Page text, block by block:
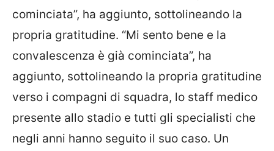
cominciata”, ha aggiunto, sottolineando la
propria gratitudine. “Mi sento bene e la
convalescenza è già cominciata”, ha
aggiunto, sottolineando la propria gratitudine
verso i compagni di squadra, lo staff medico
presente allo stadio e tutti gli specialisti che
negli anni hanno seguito il suo caso. Un